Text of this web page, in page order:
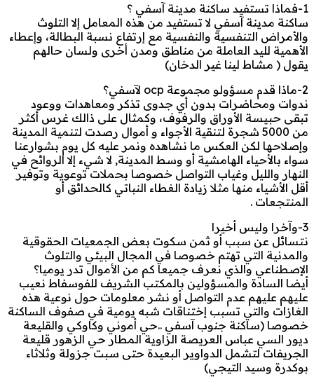
1-فماذا تستفيد ساكنة مدينة آسفي ؟
ساكنة مدينة آسفي لا تستفيد من هذه المعامل إلا التلوث
والأمراض التنفسية والنفسية مع إرتفاع نسبة البطالة، وإعطاء
الأهمية لليد العاملة من مناطق ومدن أخرى ولسان حالهم
يقول ( مشاط لينا غير الدخان)
2-ماذا قدم مسؤولو مجموعة ocp لآسفي؟
ندوات ومحاضرات بدون أي جدوى تذكر ومعاهدات ووعود
تبقى حبيسة الأوراق والرفوف، وكمثال على ذالك غرس أكثر
من 5000 شجرة لتنقية الأجواء و أموال رصدت لتنمية المدينة
وإصلاحها لكن العكس ما نشاهده ونمر عليه كل يوم بشوارعنا
سواء بالأحياء الهامشية أو وسط المدينة, لا شيء إلا الروائح في
النهار والليل وغياب التواصل خصوصا بحملات توعوية وتوفير
أقل الأشياء منها مثلا زيادة الغطاء النباتي كالحدائق أو
المنتجعات .
3-وآخرا وليس أخيرا
نتسائل عن سبب أو ثمن سكوت بعض الجمعيات الحقوقية
والمدنية التي تهتم خصوصا في المجال البيئي والتلوث
الإصطناعي والذي نعرف جميعا كم من الأموال تدر يوميا؟
أيضا السادة والمسؤولين بالمكتب الشريف للفوسفاط نعيب
عليهم عليهم عدم التواصل أو نشر معلومات حول نوعية هذه
الغازات والتي تسبب إختناقات شبه يومية في صفوف الساكنة
خصوصا (ساكنة جنوب آسفي ..حي أموني وكاوكي والقليعة
ديور السي عباس العريصة الزاوية المطار حي الزهور قليعة
الجريفات لتشمل الدواوير البعيدة حتى سبت جزولة وثلاثاء
بوكدرة وسيد التيجي)